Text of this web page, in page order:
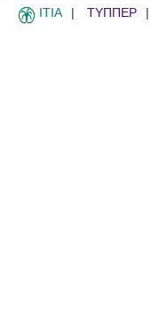
ITIA ΤΥΠΠΕΡ